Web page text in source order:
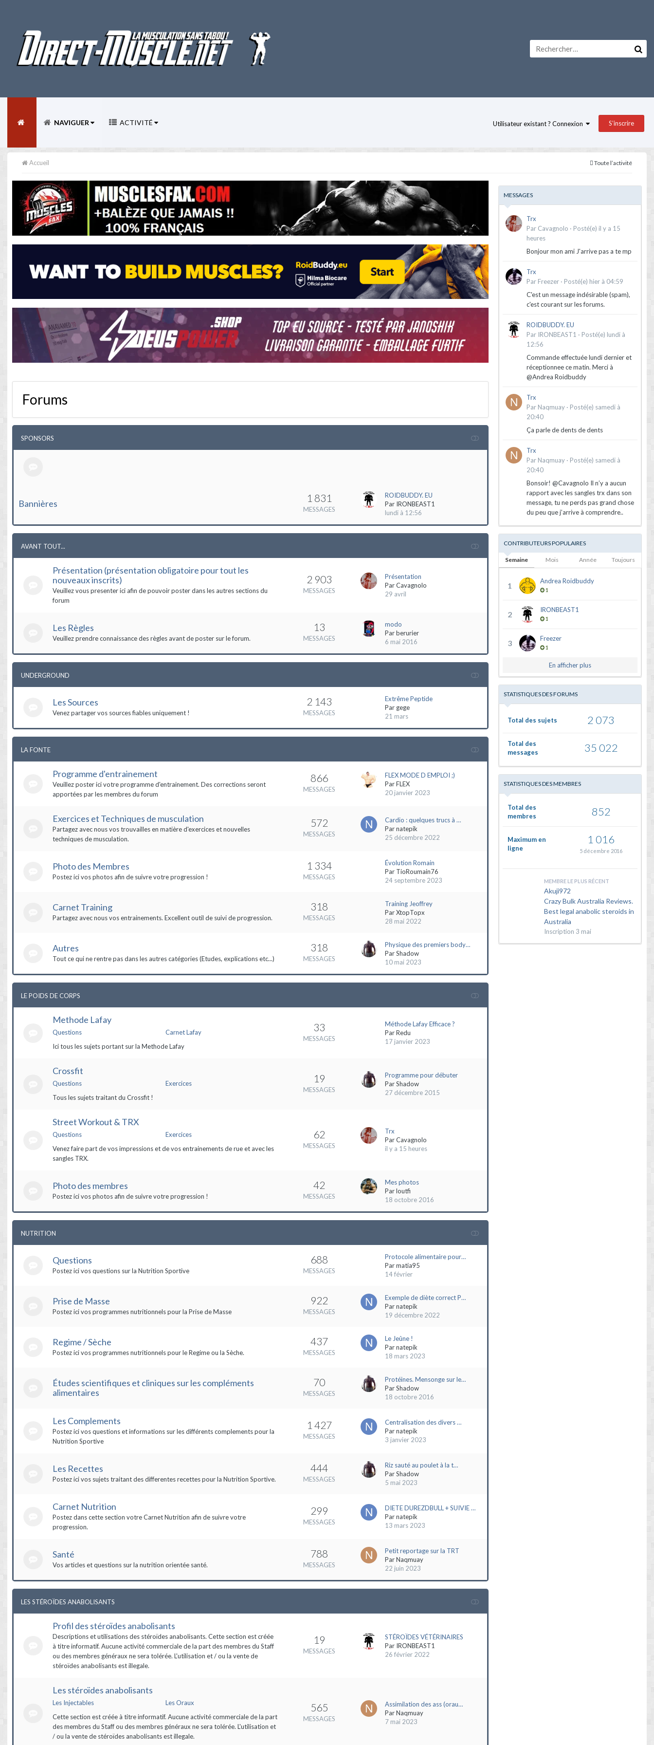
Utilisateur existant ? Connexion S’inscrire
NAVIGUER ACTIVITÉ
Toute l’activité
Accueil
Forums
SPONSORS
Bannières 1 831
MESSAGES
ROIDBUDDY. EU
Par IRONBEAST1
lundi à 12:56
AVANT TOUT...
Présentation (présentation obligatoire pour tout les
nouveaux inscrits)
Veuillez vous presenter ici afin de pouvoir poster dans les autres sections du
forum
2 903
MESSAGES
Présentation
ParCavagnolo
29 avril
Les Règles
Veuillez prendre connaissance des règles avant de poster sur le forum.
13
MESSAGES
modo
Parberurier
6 mai 2016
UNDERGROUND
Les Sources
Venez partager vos sources fiables uniquement !
2 143
MESSAGES
Extrême Peptide
Par gege
21 mars
LA FONTE
Programme d'entrainement
Veuillez poster ici votre programme d'entrainement. Des corrections seront
apportées par les membres du forum
866
MESSAGES
FLEX MODE D EMPLOI ;)
ParFLEX
20 janvier 2023
Exercices et Techniques de musculation
Partagez avec nous vos trouvailles en matière d'exercices et nouvelles
techniques de musculation.
572
MESSAGES
Cardio : quelques trucs à …
Parnatepik
25 décembre 2022
Photo des Membres
Postez ici vos photos afin de suivre votre progression !
1 334
MESSAGES
Évolution Romain
Par TioRoumain76
24 septembre 2023
Carnet Training
Partagez avec nous vos entrainements. Excellent outil de suivi de progression.
318
MESSAGES
Training Jeoffrey
ParXtopTopx
28 mai 2022
Autres
Tout ce qui ne rentre pas dans les autres catégories (Etudes, explications etc...)
318
MESSAGES
Physique des premiers body…
ParShadow
10 mai 2023
LE POIDS DE CORPS
Methode Lafay
Questions
Carnet Lafay
Ici tous les sujets portant sur la Methode Lafay
33
MESSAGES
Méthode Lafay Efficace ?
ParRedu
17 janvier 2023
Crossfit
Questions
Exercices
Tous les sujets traitant du Crossfit !
19
MESSAGES
Programme pour débuter
ParShadow
27 décembre 2015
Street Workout & TRX
Questions
Exercices
Venez faire part de vos impressions et de vos entrainements de rue et avec les
sangles TRX.
62
MESSAGES
Trx
ParCavagnolo
il y a 15 heures
Photo des membres
Postez ici vos photos afin de suivre votre progression !
42
MESSAGES
Mes photos
Parloutfi
18 octobre 2016
NUTRITION
Questions
Postez ici vos questions sur la Nutrition Sportive
688
MESSAGES
Protocole alimentaire pour…
Parmatia95
14 février
Prise de Masse
Postez ici vos programmes nutritionnels pour la Prise de Masse
922
MESSAGES
Exemple de diète correct P…
Parnatepik
19 décembre 2022
Regime / Sèche
Postez ici vos programmes nutritionnels pour le Regime ou la Sèche.
437
MESSAGES
Le Jeûne !
Parnatepik
18 mars 2023
Études scientifiques et cliniques sur les compléments
alimentaires
70
MESSAGES
Protéines. Mensonge sur le…
ParShadow
18 octobre 2016
Les Complements
Postez ici vos questions et informations sur les différents complements pour la
Nutrition Sportive
1 427
MESSAGES
Centralisation des divers …
Parnatepik
3 janvier 2023
Les Recettes
Postez ici vos sujets traitant des differentes recettes pour la Nutrition Sportive.
444
MESSAGES
Riz sauté au poulet à la t…
ParShadow
5 mai 2023
Carnet Nutrition
Postez dans cette section votre Carnet Nutrition afin de suivre votre
progression.
299
MESSAGES
DIETE DUREZDBULL + SUIVIE …
Parnatepik
13 mars 2023
Santé
Vos articles et questions sur la nutrition orientée santé.
788
MESSAGES
Petit reportage sur la TRT
ParNaqmuay
22 juin 2023
LES STÉROÏDES ANABOLISANTS
Profil des stéroïdes anabolisants
Descriptions et utilisations des stéroïdes anabolisants. Cette section est créée
à titre informatif. Aucune activité commerciale de la part des membres du Staff
ou des membres généraux ne sera tolérée. L'utilisation et / ou la vente de
stéroïdes anabolisants est illegale.
19
MESSAGES
STÉROÏDES VÉTÉRINAIRES
Par IRONBEAST1
26 février 2022
Les stéroïdes anabolisants
Les Injectables
Les Oraux
Cette section est créée à titre informatif. Aucune activité commerciale de la part
des membres du Staff ou des membres généraux ne sera tolérée. L'utilisation et
/ ou la vente de stéroïdes anabolisants est illegale.
565
MESSAGES
Assimilation des ass (orau…
ParNaqmuay
7 mai 2023
MESSAGES
Trx
Par Cavagnolo · Posté(e) il y a 15
heures
Bonjour mon ami J'arrive pas a te mp
Trx
Par Freezer · Posté(e) hier à 04:59
C'est un message indésirable (spam),
c'est courant sur les forums.
ROIDBUDDY. EU
Par IRONBEAST1 · Posté(e) lundi à
12:56
Commande effectuée lundi dernier et
réceptionnee ce matin. Merci à
@Andrea Roidbuddy
Trx
Par Naqmuay · Posté(e) samedi à
20:40
Ça parle de dents de dents
Trx
Par Naqmuay · Posté(e) samedi à
20:40
Bonsoir! @Cavagnolo Il n’y a aucun
rapport avec les sangles trx dans son
message, tu ne perds pas grand chose
du peu que j’arrive à comprendre..
CONTRIBUTEURS POPULAIRES
Semaine Mois Année Toujours
1 Andrea Roidbuddy
1
2 IRONBEAST1
1
3 Freezer
1
En afficher plus
STATISTIQUES DES FORUMS
Total des sujets 2 073
Total des
messages
35 022
STATISTIQUES DES MEMBRES
Total des
membres
852
Maximum en
ligne
1 016
5 décembre 2016
MEMBRE LE PLUS RÉCENT
Akuji972
Crazy Bulk Australia Reviews.
Best legal anabolic steroids in
Australia
Inscription 3 mai